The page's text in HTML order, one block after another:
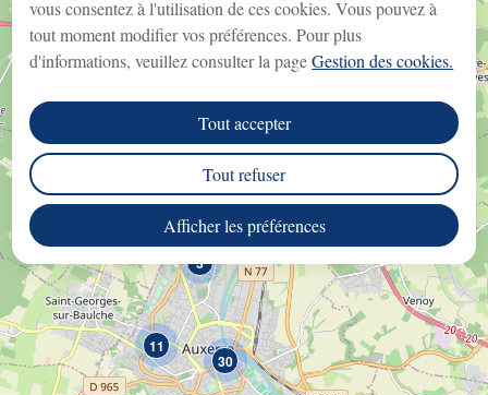
vous consentez à l'utilisation de ces cookies. Vous pouvez à
tout moment modifier vos préférences. Pour plus
d'informations, veuillez consulter la pageGestion des cookies.
Afficher les préférences
Tout accepter
Tout refuser
serafermé du lundi 3 août au lundi 31 août 2026
inclus.
Le servicerouvrira le lundi 7 septembre 2026, aux
Nous vous remercions de votre compréhension.
2
3
11
30